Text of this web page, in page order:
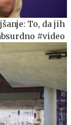
To, da jih
#video